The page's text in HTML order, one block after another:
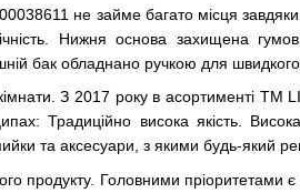
не займе багато місця
Нижня основа захищена
бак обладнано ручкою для швидкого
З 2017 року в асортименті ТМ
висока якість. Висока
та аксесуари, з якими будь-який
продукту. Головними